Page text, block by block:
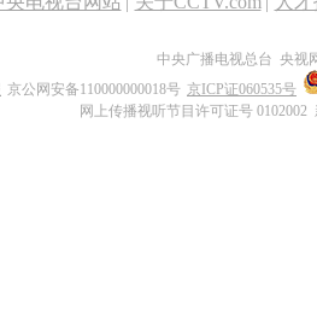
中央广播电视总台 央视
京公网安备110000000018号 京ICP证060535号
网上传播视听节目许可证号 0102002